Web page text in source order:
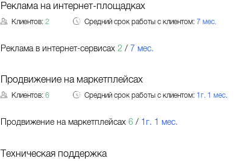
Реклама на интернет-площадках
Клиентов:2 Средний срок работы с клиентом: 7 мес.
Реклама в интернет-сервисах 2 / 7 мес.
Продвижение на маркетплейсах
Клиентов:6 Средний срок работы с клиентом: 1г. 1 мес.
Продвижение на маркетплейсах 6/ 1г. 1 мес.
Техническая поддержка